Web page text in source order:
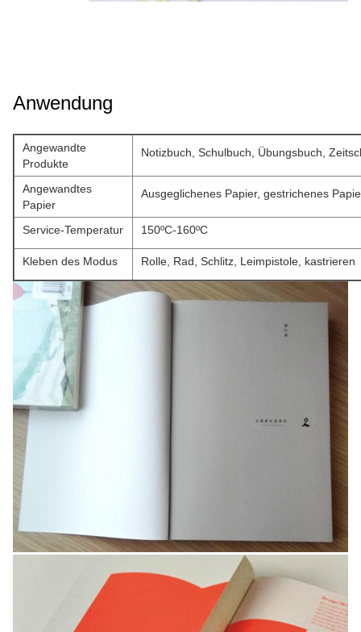
Anwendung
Angewandte
Produkte
Notizbuch, Schulbuch, Übungsbuch,
Angewandtes
Papier
Ausgeglichenes Papier, gestrichenes
Service-Temperatur 150ºC-160ºC
Kleben des Modus Rolle, Rad, Schlitz, Leimpistole, kastrieren